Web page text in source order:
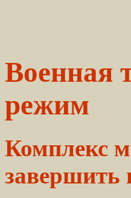
Военная
режим
Комплекс
завершить